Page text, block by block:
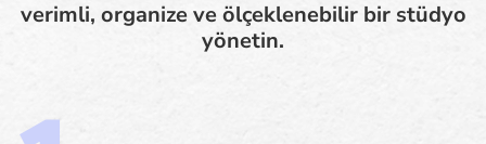
verimli, organize ve ölçeklenebilir bir stüdyo
yönetin.